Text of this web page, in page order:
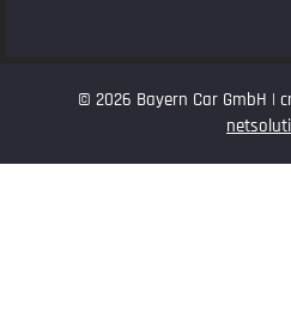
© 2026 Bayern Car GmbH |